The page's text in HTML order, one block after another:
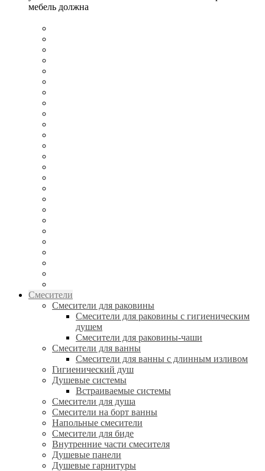
мебель должна
Смесители
Смесители для раковины
Смесители для раковины с гигиеническим
душем
Смесители для раковины-чаши
Смесители для ванны
Смесители для ванны с длинным изливом
Гигиенический душ
Душевые системы
Встраиваемые системы
Смесители для душа
Смесители на борт ванны
Напольные смесители
Смесители для биде
Внутренние части смесителя
Душевые панели
Душевые гарнитуры